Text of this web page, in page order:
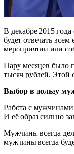
В декабре 2015
будет отвечать
мероприятии или
Пару месяцев было
тысяч рублей. Этой
Выбор в пользу
Работа с
И её образ сильно
Мужчины всегда
мужчины всегда